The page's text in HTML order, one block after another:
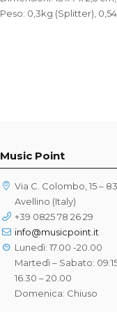
Peso: 0,3kg (Splitter),
Music Point
Via C. Colombo, 15 –
Avellino (Italy)
+39 0825 78 26 29
info@musicpoint.it
Lunedì: 17.00 -20.00
Martedì – Sabato:
16.30 – 20.00
Domenica: Chiuso